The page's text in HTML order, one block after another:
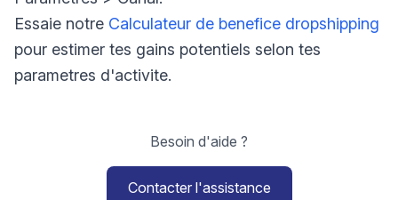
Essaie notre Calculateur de benefice dropshipping
pour estimer tes gains potentiels selon tes
parametres d'activite.
Besoin d'aide ?
Contacter l'assistance